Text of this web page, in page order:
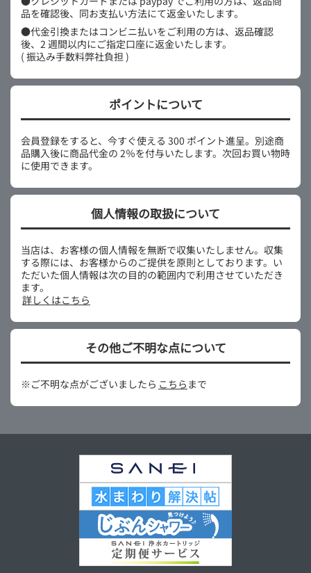
品を確認後、同お支払い方法にて返金いたします。
●代金引換またはコンビニ払いをご利用の方は、返品確認
後、2 週間以内にご指定口座に返金いたします。
( 振込み手数料弊社負担 )
ポイントについて
会員登録をすると、今すぐ使える 300 ポイント進呈。別途商
品購入後に商品代金の 2％を付与いたします。次回お買い物時
に使用できます。
個人情報の取扱について
当店は、お客様の個人情報を無断で収集いたしません。収集
する際には、お客様からのご提供を原則としております。い
ただいた個人情報は次の目的の範囲内で利用させていただき
ます。
詳しくはこちら
その他ご不明な点について
※ご不明な点がございましたら こちら まで